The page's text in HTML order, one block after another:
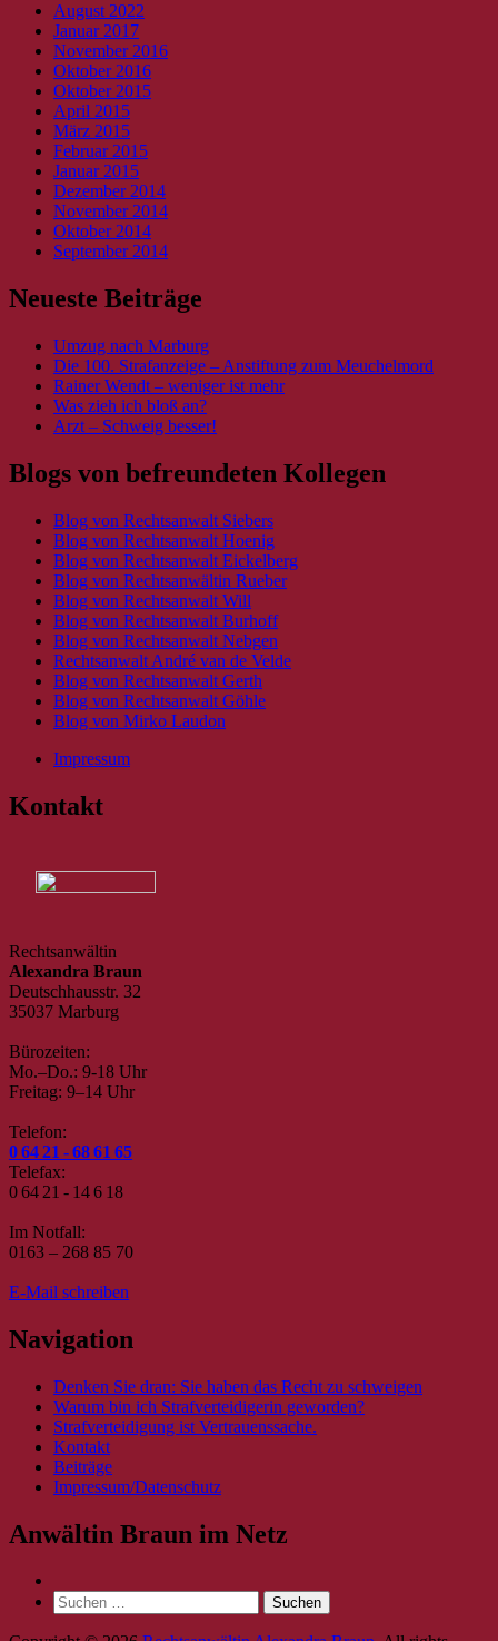
August 2022
Januar 2017
November 2016
Oktober 2016
Oktober 2015
April 2015
März 2015
Februar 2015
Januar 2015
Dezember 2014
November 2014
Oktober 2014
September 2014
Neueste Beiträge
Umzug nach Marburg
Die 100. Strafanzeige – Anstiftung zum Meuchelmord
Rainer Wendt – weniger ist mehr
Was zieh ich bloß an?
Arzt – Schweig besser!
Blogs von befreundeten Kollegen
Blog von Rechtsanwalt Siebers
Blog von Rechtsanwalt Hoenig
Blog von Rechtsanwalt Eickelberg
Blog von Rechtsanwältin Rueber
Blog von Rechtsanwalt Will
Blog von Rechtsanwalt Burhoff
Blog von Rechtsanwalt Nebgen
Rechtsanwalt André van de Velde
Blog von Rechtsanwalt Gerth
Blog von Rechtsanwalt Göhle
Blog von Mirko Laudon
Impressum
Kontakt
Rechtsanwältin
Alexandra Braun
Deutschhausstr. 32
35037 Marburg
Bürozeiten:
Mo.–Do.: 9-18 Uhr
Freitag: 9–14 Uhr
Telefon:
0 64 21 - 68 61 65
Telefax:
0 64 21 - 14 6 18
Im Notfall:
0163 – 268 85 70
E-Mail schreiben
Navigation
Denken Sie dran: Sie haben das Recht zu schweigen
Warum bin ich Strafverteidigerin geworden?
Strafverteidigung ist Vertrauenssache.
Kontakt
Beiträge
Impressum/Datenschutz
Anwältin Braun im Netz
Suche